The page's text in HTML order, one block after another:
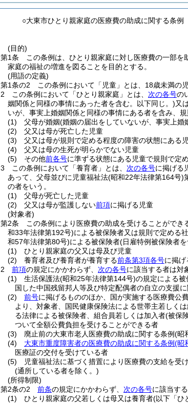
○大東市ひとり親家庭の医療費の助成に関する条例
(目的)
第1条
この条例は、ひとり親家庭に対し医療費の一部
家庭の福祉の増進を図ることを目的とする。
(用語の定義)
第1条の2
この条例において「児童」とは、18歳未満の
2
この条例において「ひとり親家庭」とは、 次の各号の
姻関係と同様の事情にあった者を含む。以下同じ。)又
いが、事実上婚姻関係と同様の事情にある者を含み、
(1)
父母が婚姻(婚姻の届出をしていないが、事実上
(2)
父又は母が死亡した児童
(3)
父又は母が規則で定める程度の障害の状態にある
(4)
父又は母の生死が明らかでない児童
(5)
その他前各号に準ずる状態にある児童で規則で定
3
この条例において「養育者」とは、 次の各号に掲げる
あって、父母並びに児童福祉法(昭和22年法律第164号)
の者をいう。
(1)
父母が死亡した児童
(2)
父又は母が監護しない前項に掲げる児童
(対象者)
第2条
この条例により医療費の助成を受けることができ
和33年法律第192号)による被保険者又は規則で定める
和57年法律第80号)による被保険者(日雇特例被保険者
(1)
ひとり親家庭の父又は母及び児童
(2)
養育者及び養育者が養育する前条第3項各号に掲げ
2
前項の規定にかかわらず、 次の各号に該当する者は対
(1)
生活保護法(昭和25年法律第144号)の規定による被
国した中国残留邦人等及び特定配偶者の自立の支援
(2)
前号に掲げるもののほか、国が実施する医療費公
より、対象者、国民健康保険法による世帯主若しくは
る法律による被保険者、組合員若しくは加入者(被保
ついて全額公費負担を受けることができる者
(3)
廃止前の大東市老人医療費の助成に関する条例(昭
(4)
大東市重度障害者の医療費の助成に関する条例(昭
医療証の交付を受けている者
(5)
児童福祉法に基づく措置により医療費の支給を受
(通所している者を除く。)
(所得制限)
第2条の2
前条の規定にかかわらず、 次の各号に該当す
(1)
ひとり親家庭の父若しくは母又は養育者(以下「ひ